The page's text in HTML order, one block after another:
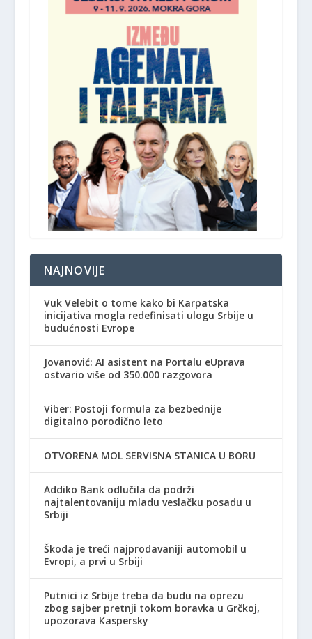
NAJNOVIJE
Vuk Velebit o tome kako bi Karpatska
inicijativa mogla redefinisati ulogu Srbije u
budućnosti Evrope
Jovanović: AI asistent na Portalu eUprava
ostvario više od 350.000 razgovora
Viber: Postoji formula za bezbednije
digitalno porodično leto
OTVORENA MOL SERVISNA STANICA U BORU
Addiko Bank odlučila da podrži
najtalentovaniju mladu veslačku posadu u
Srbiji
Škoda je treći najprodavaniji automobil u
Evropi, a prvi u Srbiji
Putnici iz Srbije treba da budu na oprezu
zbog sajber pretnji tokom boravka u Grčkoj,
upozorava Kaspersky